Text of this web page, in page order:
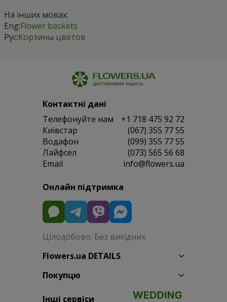
На інших мовах:
Eng:Flower baskets
Рус:Корзины цветов
Контактні дані
Телефонуйте нам
+1 718 475 92 72
Київстар
(067) 355 77 55
Водафон
(099) 355 77 55
Лайфсел
(073) 565 56 68
Email
info@flowers.ua
Онлайн підтримка
Цілодобово. Без вихідних
Flowers.ua DETAILS
Покупцю
Інші сервіси